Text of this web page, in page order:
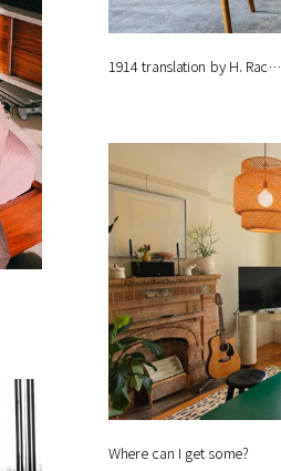
1914 translation by H. Rac…
Where can I get some?